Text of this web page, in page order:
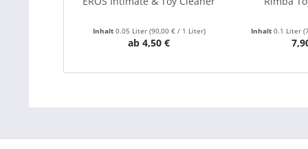
Inhalt 0.05 Liter (90,00 € / 1 Liter)
ab 4,50 €
Inhalt0.1 Liter